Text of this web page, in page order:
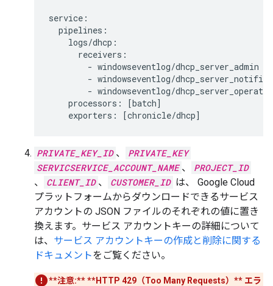
service:
  pipelines:
    logs/dhcp:
      receivers:
        - windowseventlog/dhcp_server_admin
- windowseventlog/
- windowseventlog/
    processors: [batch]
PRIVATE_KEY_ID 、
PRIVATE_KEY
SERVICSERVICE_ACCOUNT_NAME 、
PROJECT_ID
、
CLIENT_ID 、 CUSTOMER_ID は、 Google Cloud
プラットフォームからダウンロードできるサービス
アカウントの JSON ファイルのそれぞれの値に置き
換えます。サービス アカウントキーの詳細について
は、 サービス アカウントキーの作成と削除に関する
ドキュメントをご覧ください。
**注意:****HTTP 429（Too Many Requests）** エラ